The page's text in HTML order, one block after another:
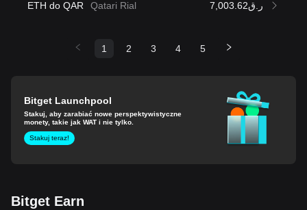
ETH do QAR Qatari Rial ر.ق7,003.62
1 2 3 4 5
Bitget Launchpool
Stakuj, aby zarabiać nowe perspektywistyczne
monety, takie jak WAT i nie tylko.
Stakuj teraz!
Bitget Earn